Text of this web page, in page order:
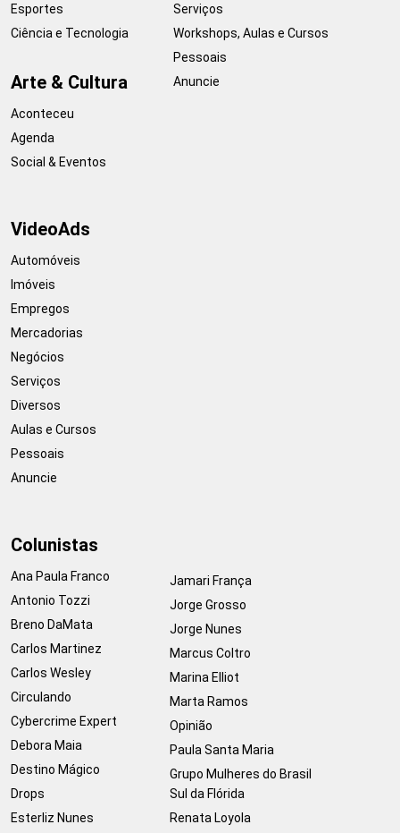
Esportes
Ciência e Tecnologia
Arte & Cultura
Aconteceu
Agenda
Social & Eventos
Serviços
Workshops, Aulas e Cursos
Pessoais
Anuncie
VideoAds
Automóveis
Imóveis
Empregos
Mercadorias
Negócios
Serviços
Diversos
Aulas e Cursos
Pessoais
Anuncie
Colunistas
Ana Paula Franco
Antonio Tozzi
Breno DaMata
Carlos Martinez
Carlos Wesley
Circulando
Cybercrime Expert
Debora Maia
Destino Mágico
Drops
Esterliz Nunes
Jamari França
Jorge Grosso
Jorge Nunes
Marcus Coltro
Marina Elliot
Marta Ramos
Opinião
Paula Santa Maria
Grupo Mulheres do Brasil
Sul da Flórida
Renata Loyola